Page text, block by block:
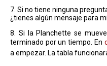
7. Si no tiene ninguna
¿tienes algún mensaje para
8. Si la Planchette se
terminado por un tiempo. En
a empezar. La tabla